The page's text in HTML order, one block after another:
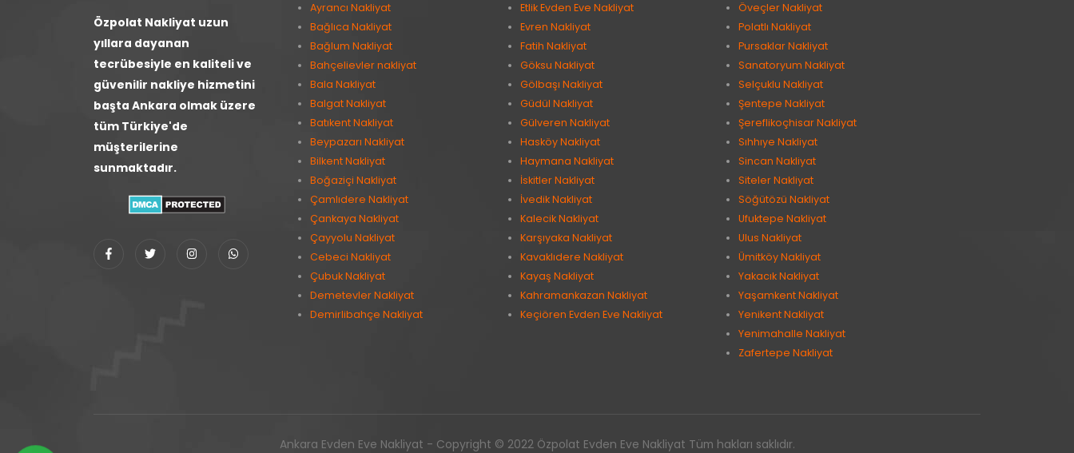
Özpolat Nakliyat uzun
yıllara dayanan
tecrübesiyle en kaliteli ve
güvenilir nakliye hizmetini
başta Ankara olmak üzere
tüm Türkiye'de
müşterilerine
sunmaktadır.
Ayrancı Nakliyat
Bağlıca Nakliyat
Bağlum Nakliyat
Bahçelievler nakliyat
Bala Nakliyat
Balgat Nakliyat
Batıkent Nakliyat
Beypazarı Nakliyat
Bilkent Nakliyat
Boğaziçi Nakliyat
Çamlıdere Nakliyat
Çankaya Nakliyat
Çayyolu Nakliyat
Cebeci Nakliyat
Çubuk Nakliyat
Demetevler Nakliyat
Demirlibahçe Nakliyat
Etlik Evden Eve Nakliyat
Evren Nakliyat
Fatih Nakliyat
Göksu Nakliyat
Gölbaşı Nakliyat
Güdül Nakliyat
Gülveren Nakliyat
Hasköy Nakliyat
Haymana Nakliyat
İskitler Nakliyat
İvedik Nakliyat
Kalecik Nakliyat
Karşıyaka Nakliyat
Kavaklıdere Nakliyat
Kayaş Nakliyat
Kahramankazan Nakliyat
Keçiören Evden Eve Nakliyat
Öveçler Nakliyat
Polatlı Nakliyat
Pursaklar Nakliyat
Sanatoryum Nakliyat
Selçuklu Nakliyat
Şentepe Nakliyat
Şereflikoçhisar Nakliyat
Sıhhıye Nakliyat
Sincan Nakliyat
Siteler Nakliyat
Söğütözü Nakliyat
Ufuktepe Nakliyat
Ulus Nakliyat
Ümitköy Nakliyat
Yakacık Nakliyat
Yaşamkent Nakliyat
Yenikent Nakliyat
Yenimahalle Nakliyat
Zafertepe Nakliyat
Ankara Evden Eve Nakliyat - Copyright © 2022 Özpolat Evden Eve Nakliyat Tüm hakları saklıdır.